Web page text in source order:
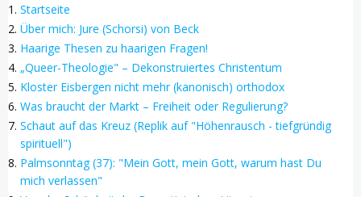
Startseite
Über mich: Jure (Schorsi) von Beck
Haarige Thesen zu haarigen Fragen!
„Queer-Theologie" – Dekonstruiertes Christentum
Kloster Eisbergen nicht mehr (kanonisch) orthodox
Was braucht der Markt – Freiheit oder Regulierung?
Schaut auf das Kreuz (Replik auf "Höhenrausch - tiefgründig
spirituell")
Palmsonntag (37): "Mein Gott, mein Gott, warum hast Du
mich verlassen"